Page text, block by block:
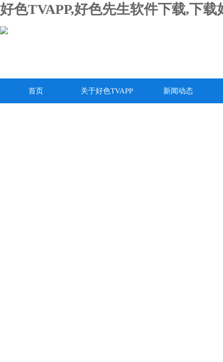
好色TVAPP,好色先生软件下载,下
首页 关于好色TVAPP 新闻动态